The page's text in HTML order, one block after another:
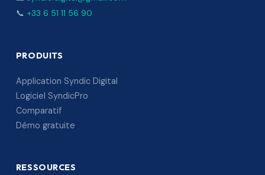
📞 +33 6 51 11 56 90
PRODUITS
Application Syndic Digital
Logiciel SyndicPro
Comparatif
Démo gratuite
RESSOURCES